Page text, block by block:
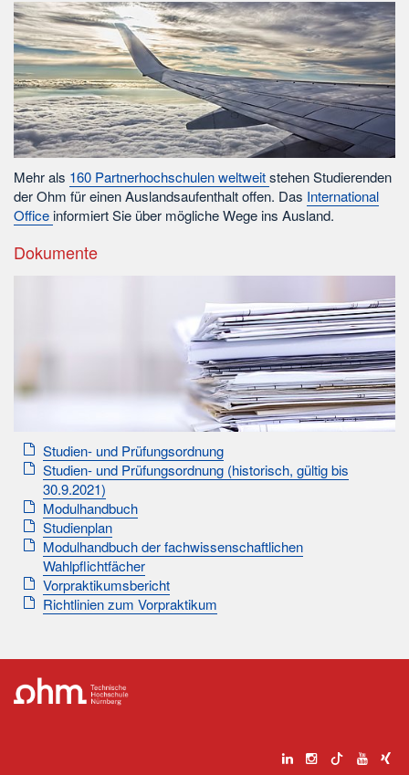
Mehr als 160 Partnerhochschulen weltweitstehen Studierenden
der Ohm für einen Auslandsaufenthalt offen. Das International
Officeinformiert Sie über mögliche Wege ins Ausland.
Dokumente
Studien- und Prüfungsordnung
Studien- und Prüfungsordnung (historisch, gültig bis
30.9.2021)
Modulhandbuch
Studienplan
Modulhandbuch der fachwissenschaftlichen
Wahlpflichtfächer
Vorpraktikumsbericht
Richtlinien zum Vorpraktikum